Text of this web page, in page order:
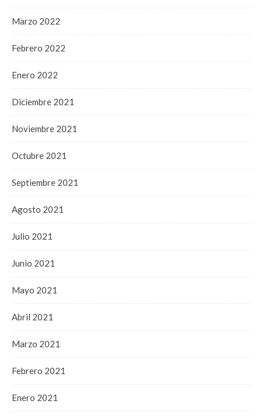
Marzo 2022
Febrero 2022
Enero 2022
Diciembre 2021
Noviembre 2021
Octubre 2021
Septiembre 2021
Agosto 2021
Julio 2021
Junio 2021
Mayo 2021
Abril 2021
Marzo 2021
Febrero 2021
Enero 2021